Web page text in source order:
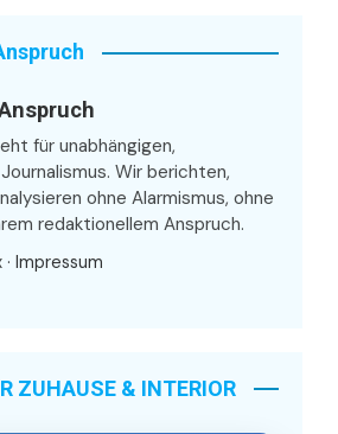
für unabhängigen,
Wir berichten,
ohne Alarmismus, ohne
redaktionellem Anspruch.
· Impressum
ZUHAUSE & INTERIOR